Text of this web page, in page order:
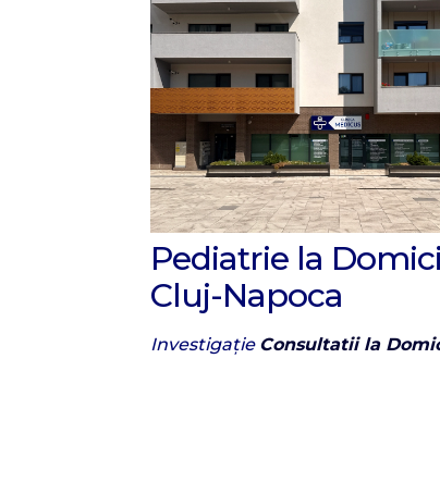
Pediatrie la
Cluj-Napoca
Investigație Consultatii la